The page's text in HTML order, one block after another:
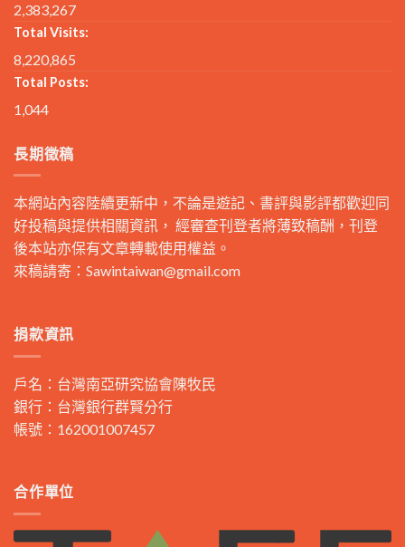
2,383,267
Total Visits:
8,220,865
Total Posts:
1,044
長期徵稿
本網站內容陸續更新中，不論是遊記、書評與影評都歡迎同
好投稿與提供相關資訊， 經審查刊登者將薄致稿酬，刊登
後本站亦保有文章轉載使用權益。
來稿請寄： Sawintaiwan@gmail.com
捐款資訊
戶名：台灣南亞研究協會陳牧民
銀行：台灣銀行群賢分行
帳號：162001007457
合作單位